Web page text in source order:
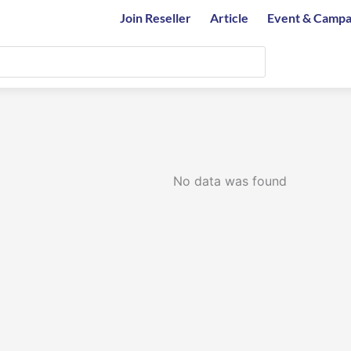
Join Reseller Article Event &
No data was found